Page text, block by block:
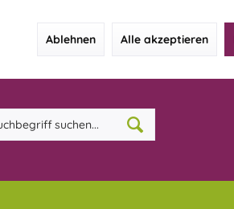
Ablehnen Alle akzeptieren